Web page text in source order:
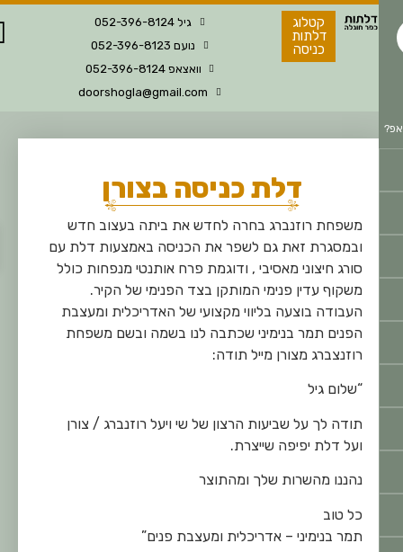
קטלוג
דלתות
כניסה
גיל 052-396-8124
נועם 052-396-8123
וואצאפ 052-396-8124
doorshogla@gmail.com
דלת כניסה בצורן
משפחת רוזנברג בחרה לחדש את ביתה בעצוב חדש
ובמסגרת זאת גם לשפר את הכניסה באמצעות דלת עם
סורג חיצוני מאסיבי , ודוגמת פרח אותנטי מנפחות כולל
משקוף עדין פנימי המותקן בצד הפנימי של הקיר.
העבודה בוצעה בליווי מקצועי של האדריכלית ומעצבת
הפנים תמר בנימיני שכתבה לנו בשמה ובשם משפחת
רוזנצברג מצורן מייל תודה:
“שלום גיל
תודה לך על שביעות הרצון של שי ויעל רוזנברג / צורן
ועל דלת יפיפה שייצרת.
נהננו מהשרות שלך ומהתוצר
כל טוב
תמר בנימיני – אדריכלית ומעצבת פנים”